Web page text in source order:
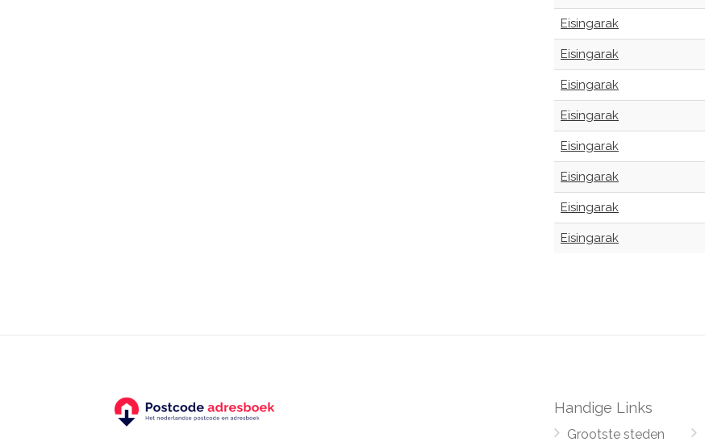
Eisingarak
Eisingarak
Eisingarak
Eisingarak
Eisingarak
Eisingarak
Eisingarak
Eisingarak
Handige Links
Grootste steden